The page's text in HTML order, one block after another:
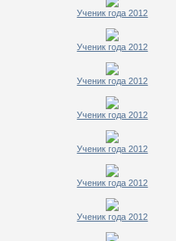
Ученик года 2012
Ученик года 2012
Ученик года 2012
Ученик года 2012
Ученик года 2012
Ученик года 2012
Ученик года 2012